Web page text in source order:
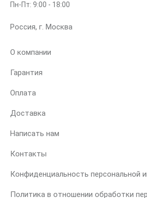
Пн-Пт: 9:00 - 18:00
Россия, г. Москва
О компании
Гарантия
Оплата
Доставка
Написать нам
Контакты
Конфиденциальность персональной
Политика в отношении обработки